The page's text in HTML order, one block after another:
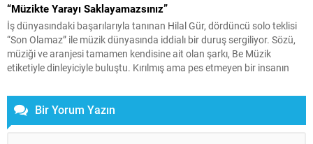
“Müzikte Yarayı Saklayamazsınız”
İş dünyasındaki başarılarıyla tanınan Hilal Gür, dördüncü solo teklisi
“Son Olamaz” ile müzik dünyasında iddialı bir duruş sergiliyor. Sözü,
müziği ve aranjesi tamamen kendisine ait olan şarkı, Be Müzik
etiketiyle dinleyiciyle buluştu. Kırılmış ama pes etmeyen bir insanın
türden. Yönetmen...
Bir Yorum Yazın